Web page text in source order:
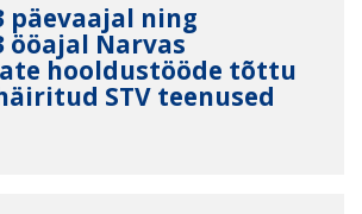
päevaajal ning
ööajal Narvas
hooldustööde tõttu
STV teenused